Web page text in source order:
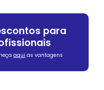
para
aqui as vantagens